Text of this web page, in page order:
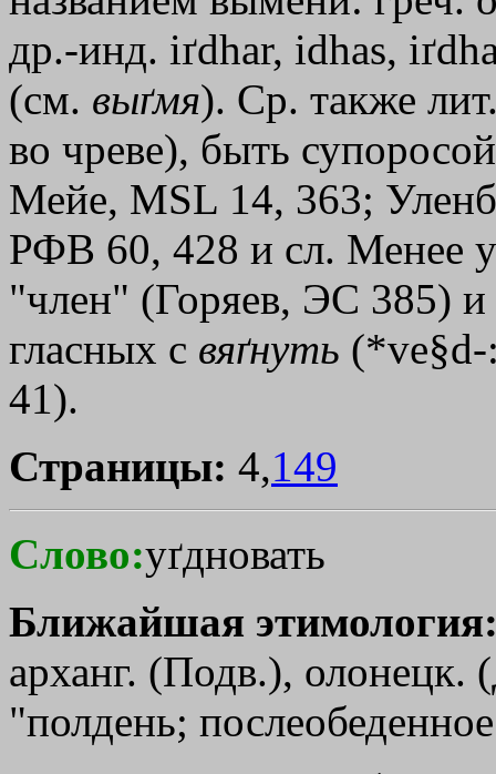
др.-инд. іґdhar, іdhas,
(см. выґмя). Ср. также
во чреве), быть
Мейе, МSL 14, 363;
РФВ 60, 428 и сл. Менее
"член" (Горяев, ЭС 385) и
гласных с вяґнуть
41).
Страницы: 4,149
Слово:уґдновать
Ближайшая
арханг. (Подв.),
"полдень;